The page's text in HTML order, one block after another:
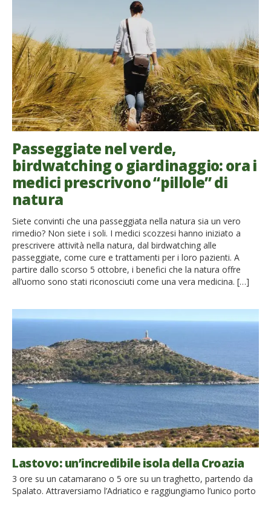
Passeggiate nel verde,
birdwatching o giardinaggio: ora i
medici prescrivono “pillole” di
natura
Siete convinti che una passeggiata nella natura sia un vero
rimedio? Non siete i soli. I medici scozzesi hanno iniziato a
prescrivere attività nella natura, dal birdwatching alle
passeggiate, come cure e trattamenti per i loro pazienti. A
partire dallo scorso 5 ottobre, i benefici che la natura offre
all’uomo sono stati riconosciuti come una vera medicina. […]
Lastovo: un’incredibile isola della Croazia
3 ore su un catamarano o 5 ore su un traghetto, partendo da
Spalato. Attraversiamo l’Adriatico e raggiungiamo l’unico porto